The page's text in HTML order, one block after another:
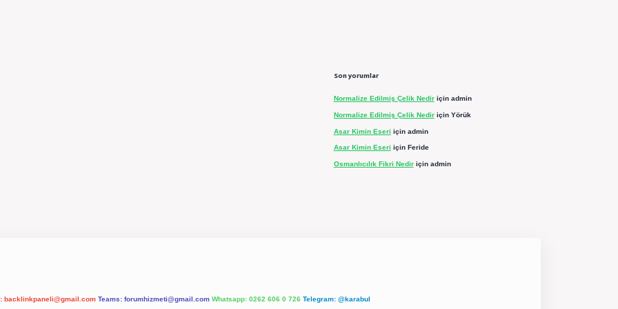
Son yorumlar
Normalize Edilmiş Çelik Nediriçin admin
Normalize Edilmiş Çelik Nediriçin Yörük
Asar Kimin Eseri için admin
Asar Kimin Eseri için Feride
Osmanlıcılık Fikri Nediriçin admin
backlinkpaneli@gmail.com Teams: forumhizmeti@gmail.com Whatsapp: 0262 606 0 726 Telegram: @karabul